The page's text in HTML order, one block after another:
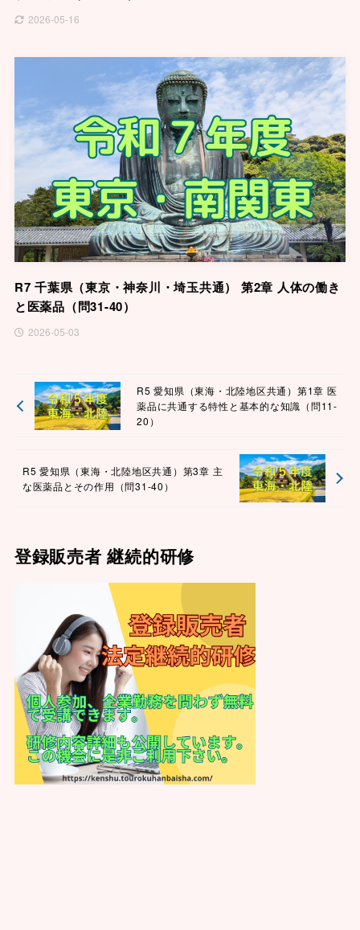
2026-05-16
R7 千葉県（東京・神奈川・埼玉共通） 第2章 人体の働き
と医薬品（問31-40）
2026-05-03
R5 愛知県（東海・北陸地区共通）第1章 医
薬品に共通する特性と基本的な知識（問11-
20）
R5 愛知県（東海・北陸地区共通）第3章 主
な医薬品とその作用（問31-40）
登録販売者 継続的研修